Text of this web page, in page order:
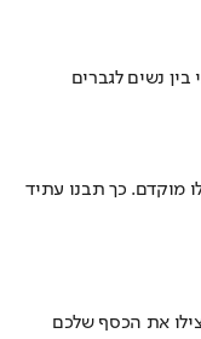
נשים לגברים
מוקדם. כך תבנו עתיד
את הכסף שלכם